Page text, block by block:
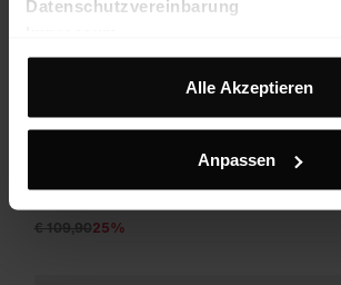
Datenschutzvereinbarung
Alle Akzeptieren
Anpassen
Horizon Halfzip Shirt W
Funktionsmaterial
€ 109,9025%